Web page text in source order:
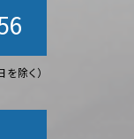
除く）